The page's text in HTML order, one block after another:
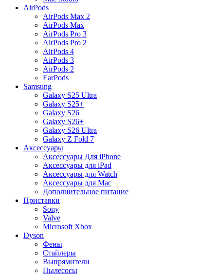
AirPods
AirPods Max 2
AirPods Max
AirPods Pro 3
AirPods Pro 2
AirPods 4
AirPods 3
AirPods 2
EarPods
Samsung
Galaxy S25 Ultra
Galaxy S25+
Galaxy S26
Galaxy S26+
Galaxy S26 Ultra
Galaxy Z Fold 7
Аксессуары
Аксессуары Для iPhone
Аксессуары для iPad
Аксессуары для Watch
Аксессуары для Mac
Дополнительное питание
Приставки
Sony
Valve
Microsoft Xbox
Dyson
Фены
Стайлеры
Выпрямители
Пылесосы